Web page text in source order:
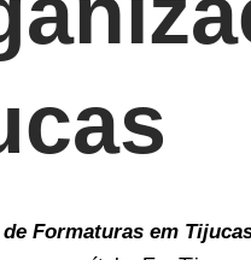
Formaturas em